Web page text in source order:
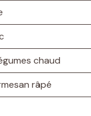
chaud
râpé